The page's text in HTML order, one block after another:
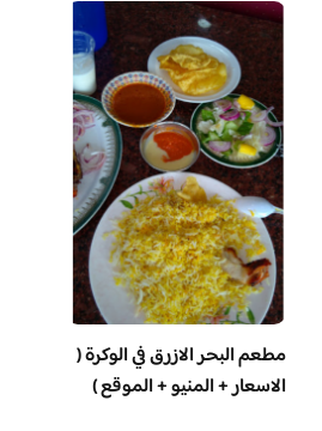
مطعم البحر الازرق في الوكرة (
الاسعار + المنيو + الموقع )